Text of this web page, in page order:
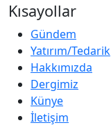
Kısayollar
Gündem
Yatırım/Tedarik
Hakkımızda
Dergimiz
Künye
İletişim